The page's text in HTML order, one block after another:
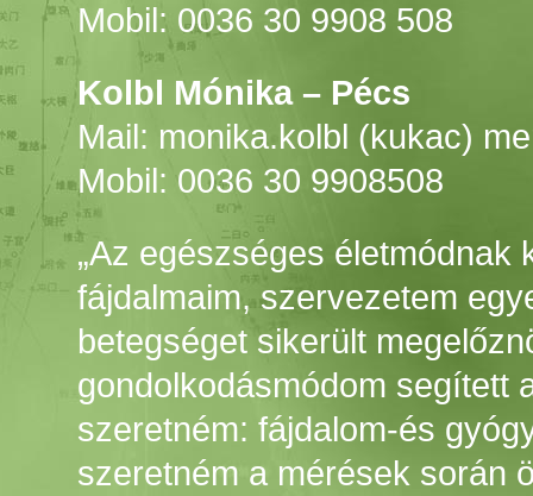
Mobil: 0036 30 9908 508
Kolbl Mónika – Pécs
Mail: monika.kolbl (kukac)
Mobil: 0036 30 9908508
„Az egészséges
fájdalmaim, szervezetem
betegséget sikerült
gondolkodásmódom segített
szeretném: fájdalom-és
szeretném a mérések során